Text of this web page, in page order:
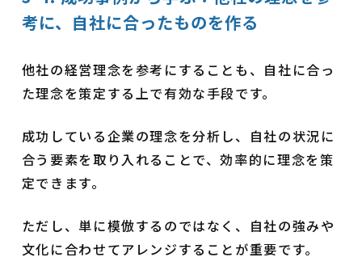
考に、自社に合ったものを作る
他社の経営理念を参考にすることも、自社に合っ
た理念を策定する上で有効な手段です。
成功している企業の理念を分析し、自社の状況に
合う要素を取り入れることで、効率的に理念を策
定できます。
ただし、単に模倣するのではなく、自社の強みや
文化に合わせてアレンジすることが重要です。